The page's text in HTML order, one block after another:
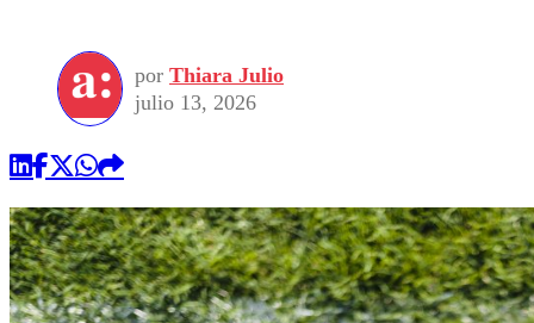
por Thiara Julio
julio 13, 2026